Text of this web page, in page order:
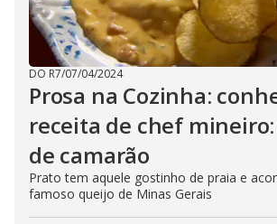
DO R7/07/04/2024
Prosa na Cozinha:
receita de chef
de camarão
Prato tem aquele gostinho de praia e
famoso queijo de Minas Gerais